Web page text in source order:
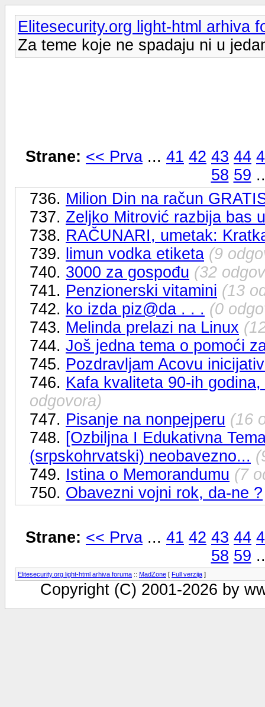
Elitesecurity.org light-html arhiva
Za teme koje ne spadaju ni u
Strane: << Prva ... 41 42 43 44
58 59
736. Milion Din na račun
737. Zeljko Mitrović razbija bas
738. RAČUNARI, umetak:
739. limun vodka etiketa (9
740. 3000 za gospođu (32
741. Penzionerski vitamini (13
742. ko izda piz@da . . . (0
743. Melinda prelazi na Linux
744. Još jedna tema o pomoći
745. Pozdravljam Acovu
746. Kafa kvaliteta 90-ih
odgovora)
747. Pisanje na nonpejperu (16
748. [Ozbiljna I Edukativna
(srpskohrvatski) neobavezno...
749. Istina o Memorandumu (7
750. Obavezni vojni rok, da-ne ?
Strane: << Prva ... 41 42 43 44
58 59
Elitesecurity.org light-html arhiva foruma :: MadZone [ Full verzija ]
Copyright (C) 2001-2026 by